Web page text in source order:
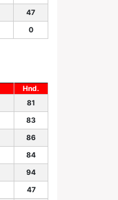
47
0
Hnd.
81
83
86
84
94
47